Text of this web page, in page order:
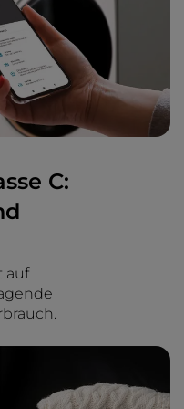
C:
auf